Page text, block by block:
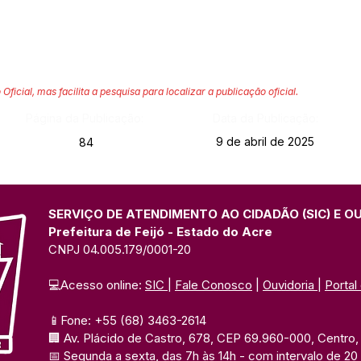
mas facilita a pesquisa para localizar a publicação oficial.
84
9 de abril de 2025
SERVIÇO DE ATENDIMENTO AO CIDADÃO (SIC) E
Prefeitura de Feijó - Estado do Acre
CNPJ 04.005.179/0001-20
💻Acesso online: SIC Fale Conosco Ouvidoria Portal
📱Fone: +55 (68) 3463-2614
🏢 Av. Plácido de Castro, 678, CEP 69.960-000,
📅 Segunda a sexta, das 7h às 14h - com intervalo de